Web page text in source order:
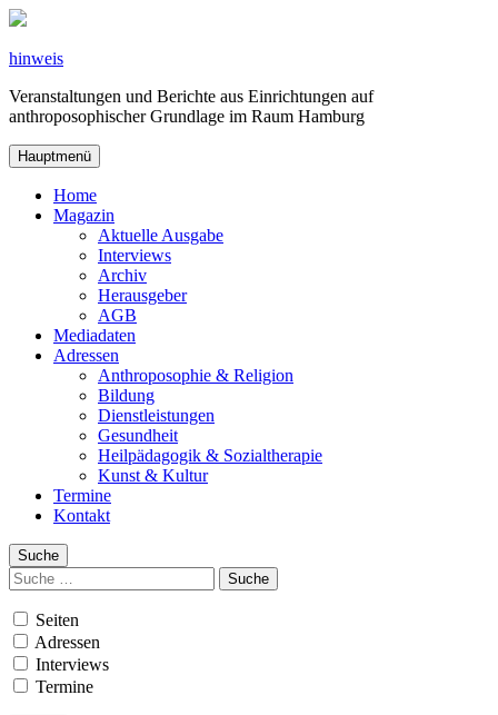
Zum
springen
hinweis
Veranstaltungen und Berichte aus Einrichtungen auf
anthroposophischer Grundlage im Raum Hamburg
Hauptmenü
Home
Magazin
Aktuelle Ausgabe
Interviews
Archiv
Herausgeber
AGB
Mediadaten
Adressen
Anthroposophie & Religion
Bildung
Dienstleistungen
Gesundheit
Heilpädagogik & Sozialtherapie
Kunst & Kultur
Termine
Kontakt
Suche
Suchen
nach:
Seiten
Adressen
Interviews
Termine